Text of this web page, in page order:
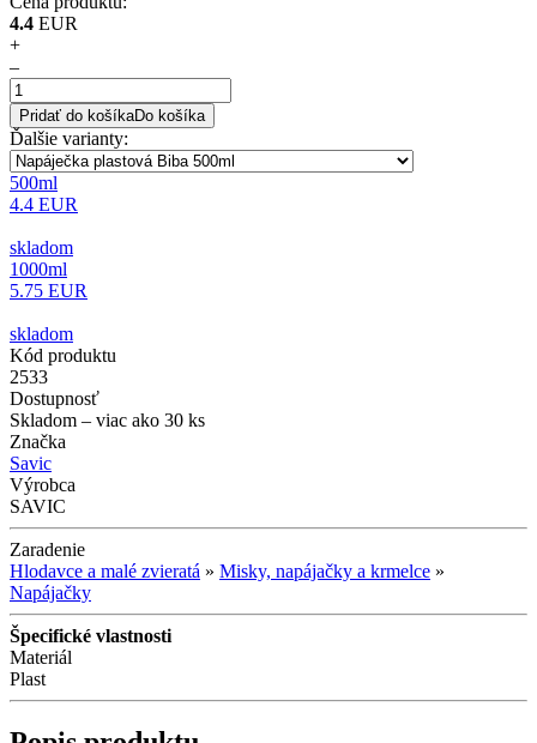
4.4 EUR
+
–
Pridať do košíkaDo košíka
Ďalšie varianty:
500ml
4.4 EUR
skladom
1000ml
5.75 EUR
skladom
Kód produktu
2533
Dostupnosť
Skladom – viac ako 30 ks
Značka
Savic
Výrobca
SAVIC
Zaradenie
Hlodavce a malé zvieratá » Misky, napájačky a krmelce »
Napájačky
Špecifické vlastnosti
Materiál
Plast